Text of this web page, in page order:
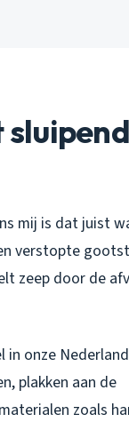
mij is dat juist
verstopte
zeep door de
in onze
plakken aan de
zoals